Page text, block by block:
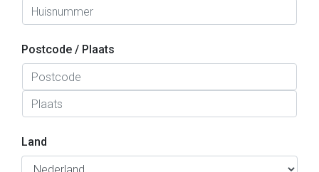
Postcode / Plaats
Land